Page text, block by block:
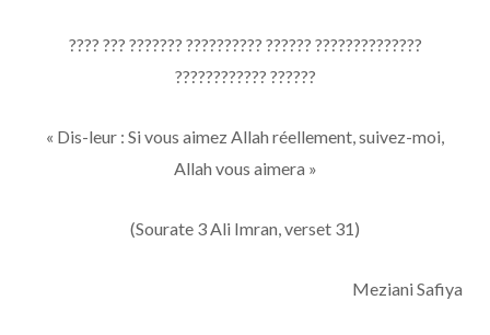
???? ??? ??????? ?????????? ?????? ??????????????
???????????? ??????
« Dis-leur : Si vous aimez Allah réellement, suivez-moi,
Allah vous aimera »
(Sourate 3 Ali Imran, verset 31)
Meziani Safiya